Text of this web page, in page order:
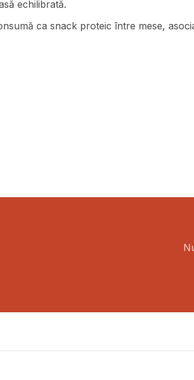
echilibrată.
ca snack proteic între mese,